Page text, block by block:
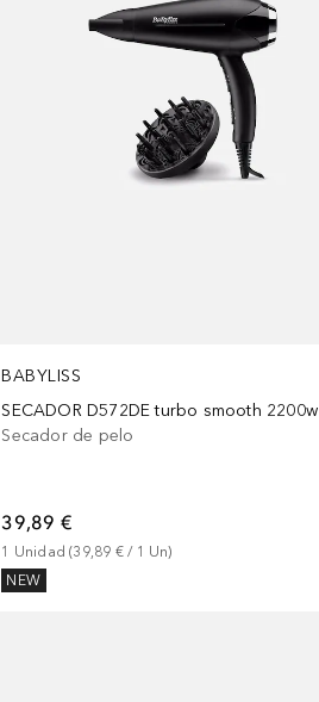
BABYLISS
SECADOR D572DE turbo smooth 2200w
Secador de pelo
39,89 €
1 Unidad (39,89 € / 1 Un)
NEW